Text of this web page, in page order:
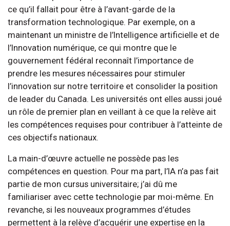
ce qu’il fallait pour être à l’avant-garde de la
transformation technologique. Par exemple, on a
maintenant un ministre de l’Intelligence artificielle et de
l’Innovation numérique, ce qui montre que le
gouvernement fédéral reconnaît l’importance de
prendre les mesures nécessaires pour stimuler
l’innovation sur notre territoire et consolider la position
de leader du Canada. Les universités ont elles aussi joué
un rôle de premier plan en veillant à ce que la relève ait
les compétences requises pour contribuer à l’atteinte de
ces objectifs nationaux.
La main-d’œuvre actuelle ne possède pas les
compétences en question. Pour ma part, l’IA n’a pas fait
partie de mon cursus universitaire; j’ai dû me
familiariser avec cette technologie par moi-même. En
revanche, si les nouveaux programmes d’études
permettent à la relève d’acquérir une expertise en la